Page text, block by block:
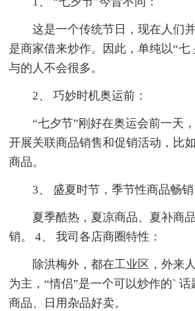
这是一个传统节日，现在人们
是商家借来炒作。因此，单纯以“七
与的人不会很多。
2、 巧妙时机奥运前：
“七夕节”刚好在奥运会前一天
开展关联商品销售和促销活动，比
商品。
3、 盛夏时节，季节性商品畅销
夏季酷热，夏凉商品、夏补商
销。 4、 我司各店商圈特性：
除洪梅外，都在工业区，外来
为主，“情侣”是一个可以炒作的`
商品、日用杂品好卖。